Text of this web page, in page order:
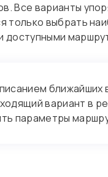
Все варианты
только выбрать
доступными
ближайших
вариант в
параметры